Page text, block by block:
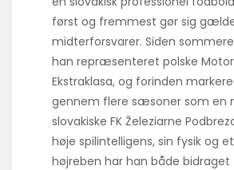
først og fremmest gør sig
midterforsvarer. Siden
han repræsenteret polske Motor
Ekstraklasa, og forinden
gennem flere sæsoner som en
slovakiske FK Železiarne
høje spilintelligens, sin fysik og
højreben har han både